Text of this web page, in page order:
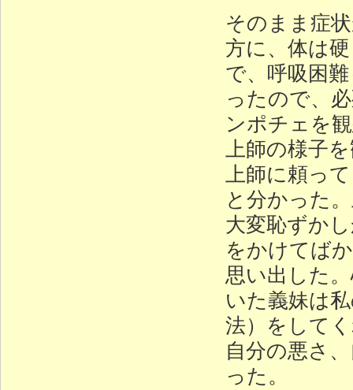
そのまま症
方に、体は
で、呼吸困
ったので、
ンポチェを
上師の様子
上師に頼っ
と分かった
大変恥ずか
をかけてば
思い出した
いた義妹は
法）をして
自分の悪さ
った。